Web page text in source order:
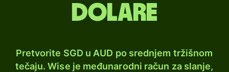
dolare
Pretvorite SGD u AUD po srednjem tržišnom
tečaju. Wise je međunarodni račun za slanje,